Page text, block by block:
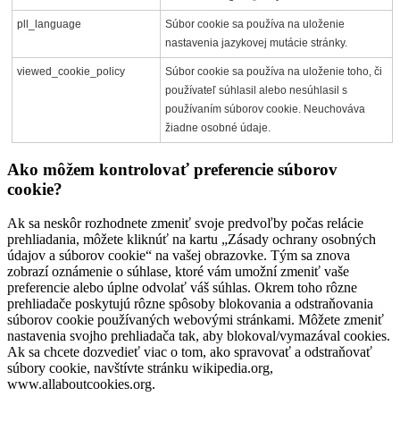
pll_language
Súbor cookie sa používa na uloženie
nastavenia jazykovej mutácie stránky.
viewed_cookie_policy
Súbor cookie sa používa na uloženie toho, či
používateľ súhlasil alebo nesúhlasil s
používaním súborov cookie. Neuchováva
žiadne osobné údaje.
Ako môžem kontrolovať preferencie súborov
cookie?
Ak sa neskôr rozhodnete zmeniť svoje predvoľby počas relácie
prehliadania, môžete kliknúť na kartu „Zásady ochrany osobných
údajov a súborov cookie“ na vašej obrazovke. Tým sa znova
zobrazí oznámenie o súhlase, ktoré vám umožní zmeniť vaše
preferencie alebo úplne odvolať váš súhlas. Okrem toho rôzne
prehliadače poskytujú rôzne spôsoby blokovania a odstraňovania
súborov cookie používaných webovými stránkami. Môžete zmeniť
nastavenia svojho prehliadača tak, aby blokoval/vymazával cookies.
Ak sa chcete dozvedieť viac o tom, ako spravovať a odstraňovať
súbory cookie, navštívte stránku wikipedia.org,
www.allaboutcookies.org.